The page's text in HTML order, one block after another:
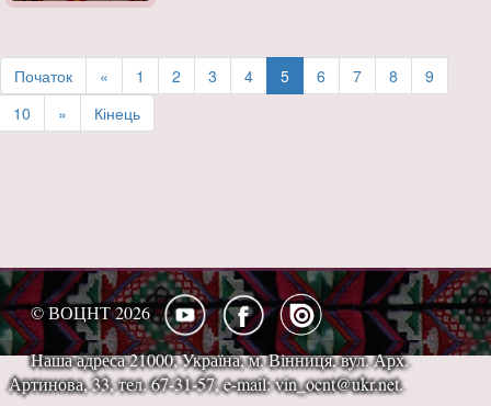
Початок « 1 2 3 4 5 6 7 8
9
10
» Кінець
© ВОЦНТ 2026
Наша адреса 21000, Україна, м. Вінниця, вул. Арх.
Артинова, 33, тел. 67-31-57, e-mail: vin_ocnt@ukr.net.